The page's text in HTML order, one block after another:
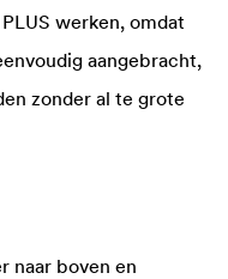
werken, omdat
aangebracht,
zonder al te grote
naar boven en